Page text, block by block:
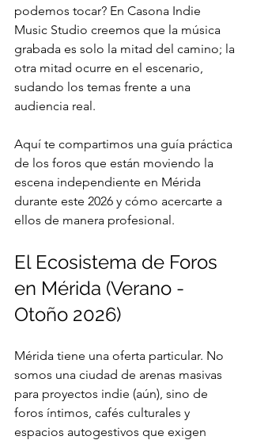
podemos tocar? En Casona Indie
Music Studio creemos que la música
grabada es solo la mitad del camino; la
otra mitad ocurre en el escenario,
sudando los temas frente a una
audiencia real.
Aquí te compartimos una guía práctica
de los foros que están moviendo la
escena independiente en Mérida
durante este 2026 y cómo acercarte a
ellos de manera profesional.
El Ecosistema de Foros
en Mérida (Verano -
Otoño 2026)
Mérida tiene una oferta particular. No
somos una ciudad de arenas masivas
para proyectos indie (aún), sino de
foros íntimos, cafés culturales y
espacios autogestivos que exigen